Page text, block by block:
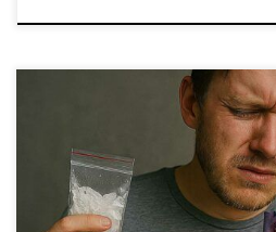
Ukryte zagrożenie dla serca
środkiem pobudzającym, który
energetycznych organizmu. Jej